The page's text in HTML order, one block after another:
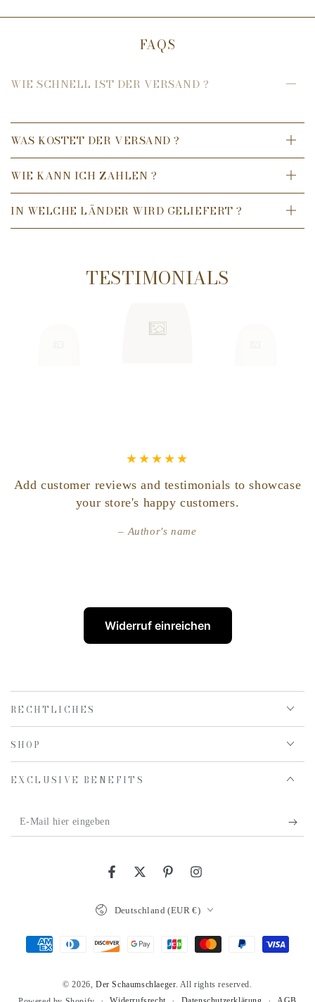
Dieses Duschgel von Durance kombiniert sanften Schaum
umhüllt. Die pudrigen Moschusnoten in Verbindung mit
dem leichten Baumwollduft schaffen ein träumerisches
erinnert. Ideal für die tägliche Pflege, hinterlässt es ein
FAQS
WIE SCHNELL IST DER VERSAND ?
WAS KOSTET DER VERSAND ?
WIE KANN ICH ZAHLEN ?
IN WELCHE LÄNDER WIRD GELIEFERT ?
TESTIMONIALS
Add customer reviews and testimonials to showcase
your store's happy customers.
Author's name
Widerruf einreichen
RECHTLICHES
SHOP
EXCLUSIVE BENEFITS
E-
Mail
FacebookTwitterPinterestInstagram
© 2026,Der Schaumschlaeger. All rights reserved.
Deutschland (EUR €)
Zahlungsmöglichkeiten